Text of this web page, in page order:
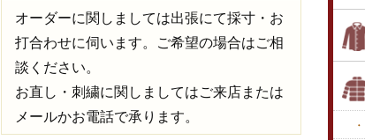
オーダーに関しましては出張にて採寸・お
打合わせに伺います。ご希望の場合はご相
談ください。
お直し・刺繍に関しましてはご来店または
メールかお電話で承ります。